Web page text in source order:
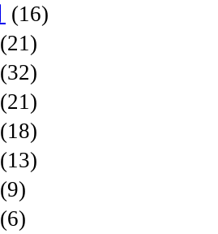
(16)
(21)
(32)
(21)
(18)
(13)
(9)
(6)